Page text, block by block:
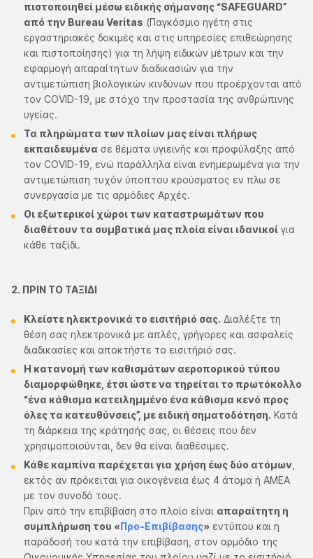
πιστοποιηθεί μέσω ειδικής σήμανσης “SAFEGUARD”
από την Bureau Veritas (Παγκόσμιο ηγέτη στις
εργαστηριακές δοκιμές και στις υπηρεσίες επιθεώρησης
και πιστοποίησης) για τη λήψη ειδικών μέτρων και την
εφαρμογή απαραίτητων διαδικασιών για την
αντιμετώπιση βιολογικών κινδύνων που προέρχονται από
τον COVID-19, με στόχο την προστασία της ανθρώπινης
υγείας.
Τα πληρώματα των πλοίων μας είναι πλήρως
εκπαιδευμένα σε θέματα υγιεινής και προφύλαξης από
τον COVID-19, ενώ παράλληλα είναι ενημερωμένα για την
αντιμετώπιση τυχόν ύποπτου κρούσματος εν πλω σε
συνεργασία με τις αρμόδιες Αρχές.
Οι εξωτερικοί χώροι των καταστρωμάτων που
διαθέτουν τα συμβατικά μας πλοία είναι ιδανικοί για
κάθε ταξίδι.
2. ΠΡΙΝ ΤΟ ΤΑΞΙΔΙ
Κλείστε ηλεκτρονικά το εισιτήριό σας. Διαλέξτε τη
θέση σας ηλεκτρονικά με απλές, γρήγορες και ασφαλείς
διαδικασίες και αποκτήστε το εισιτήριό σας.
Η κατανομή των καθισμάτων αεροπορικού τύπου
διαμορφώθηκε, έτσι ώστε να τηρείται το πρωτόκολλο
“ένα κάθισμα κατειλημμένο ένα κάθισμα κενό προς
όλες τα κατευθύνσεις”, με ειδική σηματοδότηση. Κατά
τη διάρκεια της κράτησής σας, οι θέσεις που δεν
χρησιμοποιούνται, δεν θα είναι διαθέσιμες.
Κάθε καμπίνα παρέχεται για χρήση έως δύο ατόμων
εκτός αν πρόκειται για οικογένεια έως 4 άτομα ή ΑΜΕΑ
με τον συνοδό τους.
Πριν από την επιβίβαση στο πλοίο είναι απαραίτητη η
συμπλήρωση του «Προ-Επιβίβασης» εντύπου και η
παράδοσή του κατά την επιβίβαση, στον αρμόδιο της